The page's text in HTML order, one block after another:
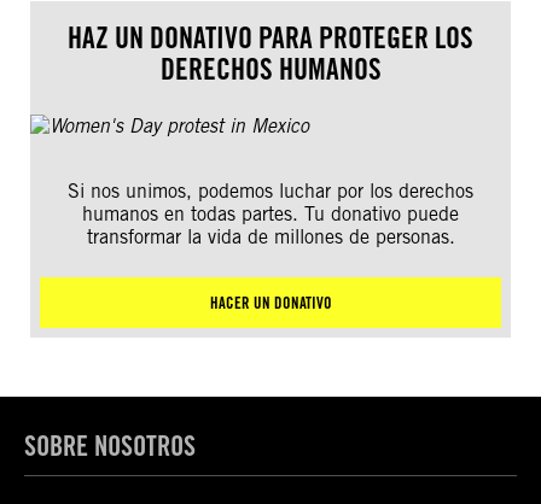
HAZ UN DONATIVO PARA PROTEGER LOS
DERECHOS HUMANOS
Si nos unimos, podemos luchar por los derechos
humanos en todas partes. Tu donativo puede
transformar la vida de millones de personas.
HACER UN DONATIVO
SOBRE NOSOTROS